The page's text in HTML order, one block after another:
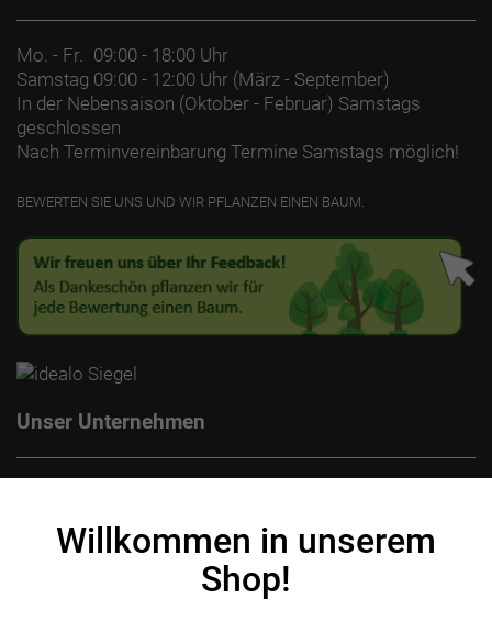
Mo. - Fr.
09:00 - 18:00 Uhr
Samstag 09:00 - 12:00 Uhr (März - September)
In der Nebensaison (Oktober - Februar) Samstags
geschlossen
Nach Terminvereinbarung Termine Samstags möglich!
BEWERTEN SIE UNS UND WIR PFLANZEN EINEN BAUM.
Unser Unternehmen
Datenschutz
Willkommen in unserem
Shop!